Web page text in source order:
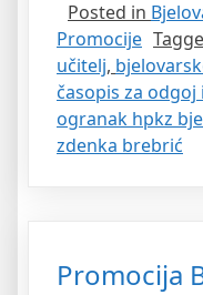
Posted in
Promocije
učitelj,
časopis za
ogranak hpkz
zdenka brebrić
Promocija